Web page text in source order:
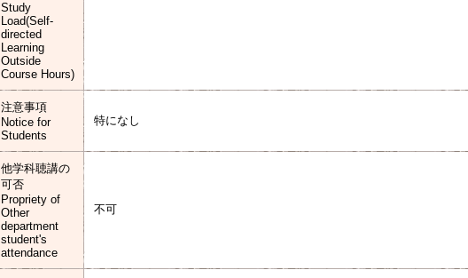
Study
Load(Self-
directed
Learning
Outside
Course Hours)
注意事項
Notice for
Students
特になし
他学科聴講の
可否
Propriety of
Other
department
student's
attendance
不可